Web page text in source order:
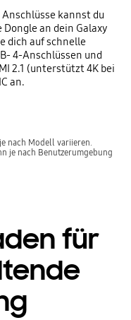
kannst du
an dein Galaxy
dich auf schnelle
4-Anschlüssen und
2.1 (unterstützt 4K bei
an.
nach Modell variieren.
je nach Benutzerumgebung
für